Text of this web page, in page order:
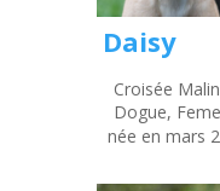
Daisy
Croisée
Dogue,
née en mars